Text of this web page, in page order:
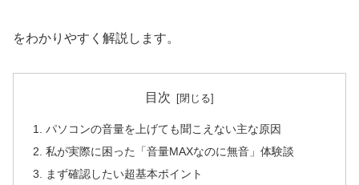
をわかりやすく解説します。
目次
パソコンの音量を上げても聞こえない主な原因
私が実際に困った「音量MAXなのに無音」体験談
まず確認したい超基本ポイント